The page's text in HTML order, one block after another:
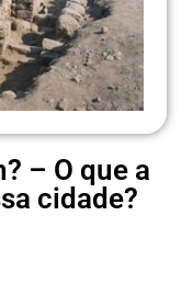
– O que a
cidade?